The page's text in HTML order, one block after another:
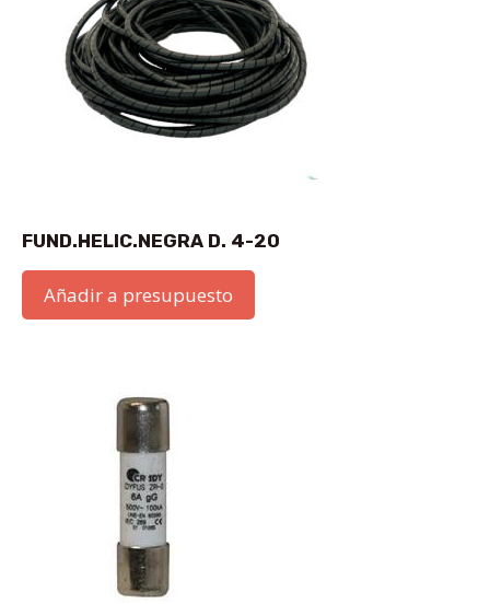
FUND.HELIC.NEGRA D. 4-20
Añadir a presupuesto